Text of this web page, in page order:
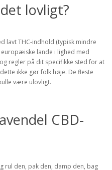
lovligt?
lavt THC-indhold (typisk mindre
europæiske lande i lighed med
regler på dit specifikke sted for at
ikke gør folk høje. De fleste
være ulovligt.
CBD-
rul den, pak den, damp den, bag